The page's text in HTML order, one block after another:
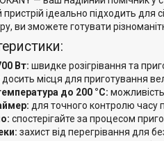
пристрій ідеально підходить для
ви зможете готувати
Вт: швидке розігрівання та
досить місця для приготування
до 200 °C:
для точного контролю часу
спостерігайте за процесом
захист від перегрівання для